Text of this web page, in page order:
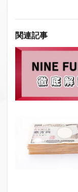
関連記事